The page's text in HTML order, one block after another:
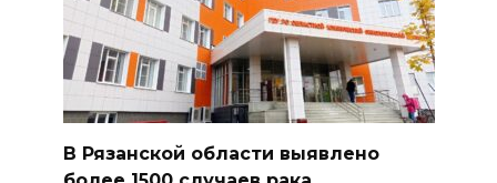
В Рязанской области выявлено